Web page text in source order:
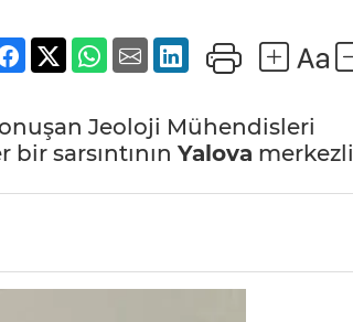
Jeoloji Mühendisleri
bir sarsıntının Yalova merkezli